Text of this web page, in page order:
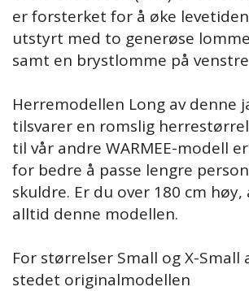
er forsterket for å øke
utstyrt med to generøse
samt en brystlomme på
Herremodellen Long av denne
tilsvarer en romslig
til vår andre WARMEE-modell
for bedre å passe lengre
skuldre. Er du over 180 cm
alltid denne modellen.
For størrelser Small og X-Small
stedet originalmodellen